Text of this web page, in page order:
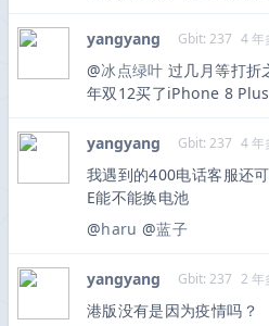
yangyang Gbit: 237 4 年
@冰点绿叶 过几月等打折
年双12买了iPhone 8 Plus
yangyang Gbit: 237 4 年
我遇到的400电话客服还
E能不能换电池
@haru @蓝子
yangyang Gbit: 237 2 年
港版没有是因为疫情吗？